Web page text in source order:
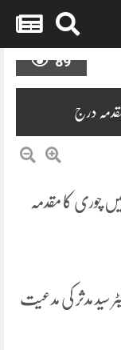
89
درج
چوری کا مقدمہ
سید مدثر کی مدعیت